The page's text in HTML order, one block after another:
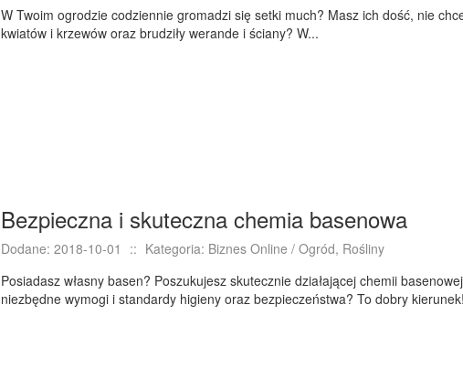
W Twoim ogrodzie codziennie gromadzi się setki much? Masz ich dość, nie
kwiatów i krzewów oraz brudziły werande i ściany? W...
Bezpieczna i skuteczna chemia basenowa
Dodane: 2018-10-01 :: Kategoria: Biznes Online / Ogród, Rośliny
Posiadasz własny basen? Poszukujesz skutecznie działającej chemii
niezbędne wymogi i standardy higieny oraz bezpieczeństwa? To dobry